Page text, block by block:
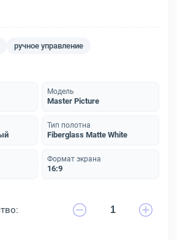
ручное управление
Модель
Master Picture
Тип полотна
Fiberglass Matte White
Формат экрана
16:9